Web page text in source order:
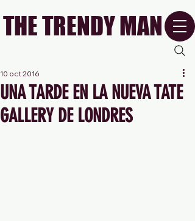
THE TRENDY MAN
UNA TARDE EN LA NUEVA TATE
GALLERY DE LONDRES
10 oct 2016